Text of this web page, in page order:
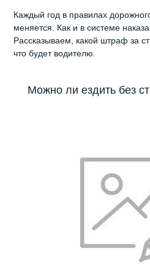
Каждый год в правилах
меняется. Как и в системе
Рассказываем, какой штраф за
что будет водителю.
Можно ли ездить без